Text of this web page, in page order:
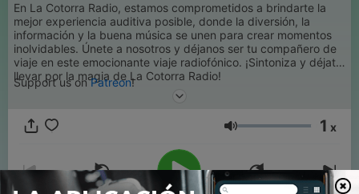
En La Cotorra Radio, estamos comprometidos a brindarte la
mejor experiencia auditiva posible, donde la diversión, la
información y la buena música se unen para crear momentos
inolvidables. Únete a nosotros y déjanos ser tu compañero de
viaje en este emocionante viaje radiofónico. ¡Sintoniza y déjate
llevar por la magia de La Cotorra Radio!
Support us onPatreon!
Volumen 1 x